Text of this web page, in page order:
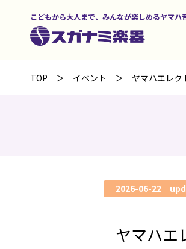
こどもから大人まで、みんなが楽しめるヤマハ
TOP イベント ヤマハエレク
2026-06-22
ヤマハエ